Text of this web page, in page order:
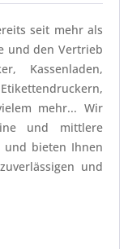
seit mehr als
und den Vertrieb
Kassenladen,
mehr... Wir
und mittlere
und bieten Ihnen
und